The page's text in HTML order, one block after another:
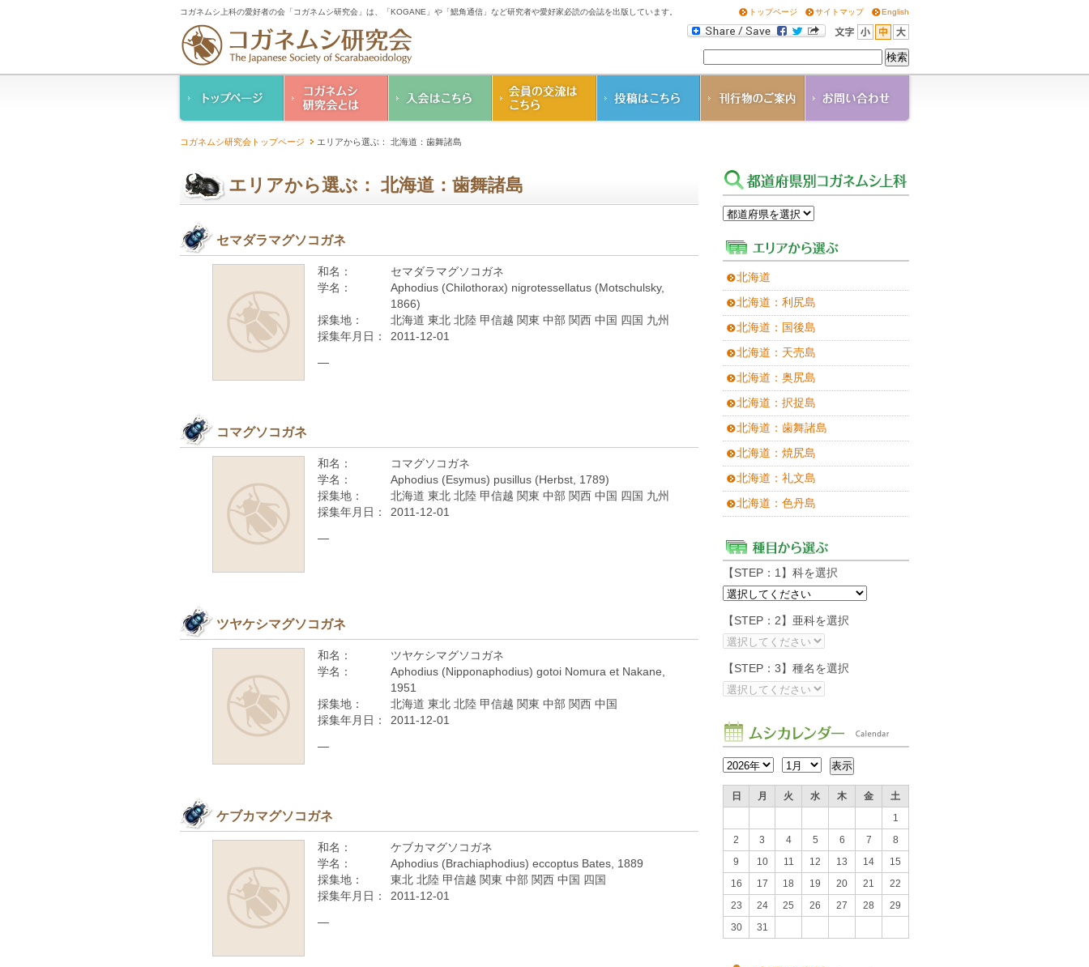
コガネムシ上科の愛好者の会「コガネムシ研究会」は、「KOGANE」や「鰓角通信」など研究者や愛好家必読の会誌を出版しています。 トップページ サイトマップ English
ご案内
幹事紹介
その他の刊行物
ダウンロード
コガネムシ研究会トップページ エリアから選ぶ： 北海道：歯舞諸島
エリアから選ぶ： 北海道：歯舞諸島
セマダラマグソコガネ
和名：
セマダラマグソコガネ
学名：
Aphodius (Chilothorax) nigrotessellatus (Motschulsky,
1866)
採集地：
北海道 東北 北陸 甲信越 関東 中部 関西 中国 四国 九州
採集年月日：
2011-12-01
—
コマグソコガネ
和名：
コマグソコガネ
学名：
Aphodius (Esymus) pusillus (Herbst, 1789)
採集地：
北海道 東北 北陸 甲信越 関東 中部 関西 中国 四国 九州
採集年月日：
2011-12-01
—
ツヤケシマグソコガネ
和名：
ツヤケシマグソコガネ
学名：
Aphodius (Nipponaphodius) gotoi Nomura et Nakane,
1951
採集地：
北海道 東北 北陸 甲信越 関東 中部 関西 中国
採集年月日：
2011-12-01
—
ケブカマグソコガネ
和名：
ケブカマグソコガネ
学名：
Aphodius (Brachiaphodius) eccoptus Bates, 1889
採集地：
東北 北陸 甲信越 関東 中部 関西 中国 四国
採集年月日：
2011-12-01
—
北海道
北海道：利尻島
北海道：国後島
北海道：天売島
北海道：奥尻島
北海道：択捉島
北海道：歯舞諸島
北海道：焼尻島
北海道：礼文島
北海道：色丹島
【STEP：1】科を選択
【STEP：2】亜科を選択
【STEP：3】種名を選択
日 月 火 水 木 金
土
1
2
3 4 5 6 7
8
9
10 11 12 13 14
15
16
17 18 19 20 21
22
23
24 25 26 27 28
29
30
31